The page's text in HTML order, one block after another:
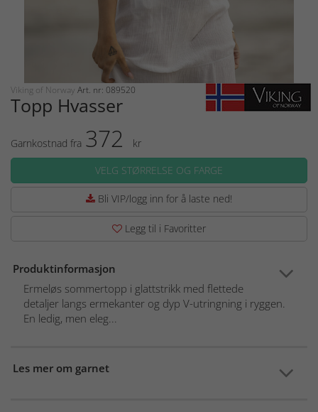
Viking of Norway Art. nr: 089520
Topp Hvasser
Garnkostnad fra 372
kr
VELG STØRRELSE OG FARGE
Bli VIP/logg inn for å laste ned!
Legg til i Favoritter
Produktinformasjon
Ermeløs sommertopp i glattstrikk med flettede
detaljer langs ermekanter og dyp V-utringning i ryggen.
En ledig, men eleg...
Les mer om garnet